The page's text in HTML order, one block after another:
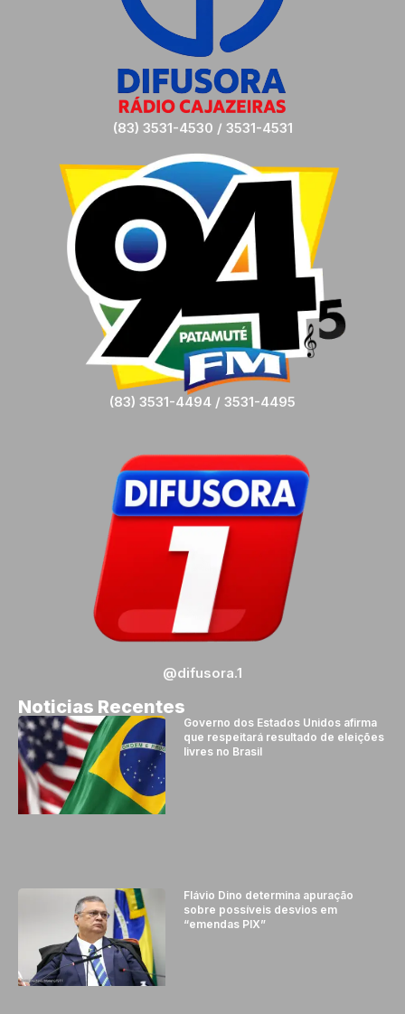
(83) 3531-4530 / 3531-4531
(83) 3531-4494 / 3531-4495
@difusora.1
Noticias Recentes
Governo dos Estados Unidos afirma
que respeitará resultado de eleições
livres no Brasil
Flávio Dino determina apuração
sobre possíveis desvios em
“emendas PIX”